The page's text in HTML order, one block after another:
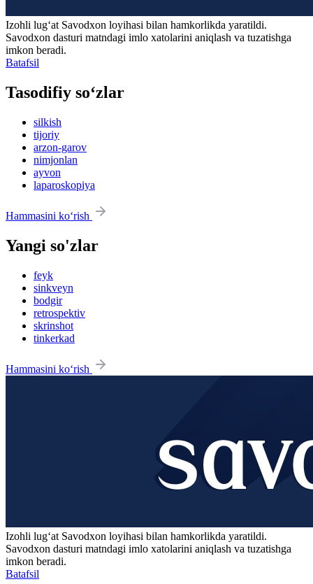
Izohli lugʻat Savodxon loyihasi bilan hamkorlikda yaratildi.
Savodxon dasturi matndagi imlo xatolarini aniqlash va tuzatishga
imkon beradi.
Batafsil
Tasodifiy so‘zlar
silkish
tijoriy
arzon-garov
nimjonlan
ayvon
laparoskopiya
Hammasini ko‘rish
Yangi so'zlar
feyk
sinkveyn
bodgir
retrospektiv
skrinshot
tinkerkad
Hammasini ko‘rish
Izohli lugʻat Savodxon loyihasi bilan hamkorlikda yaratildi.
Savodxon dasturi matndagi imlo xatolarini aniqlash va tuzatishga
imkon beradi.
Batafsil